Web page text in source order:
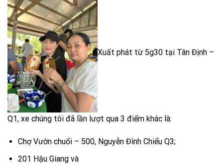
Xuất phát từ 5g30 tại Tân Định –
Q1, xe chúng tôi đã lần lượt qua 3 điểm khác là:
Chợ Vườn chuối – 500, Nguyễn Đình Chiểu Q3;
201 Hậu Giang và